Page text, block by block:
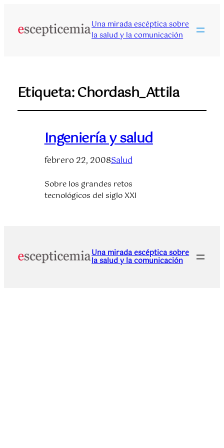
Una mirada escéptica sobre
la salud y la comunicación
Etiqueta:Chordash_Attila
Ingeniería y salud
febrero 22, 2008Salud
Sobre los grandes retos
tecnológicos del siglo XXI
Una mirada escéptica sobre
la salud y la comunicación